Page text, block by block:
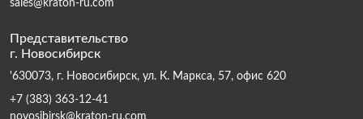
sales@kraton-ru.com
Представительство
г. Новосибирск
'630073, г. Новосибирск, ул. К. Маркса, 57, офис 620
+7 (383) 363-12-41
novosibirsk@kraton-ru.com